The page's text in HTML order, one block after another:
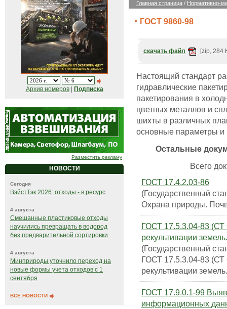
Архив номеров| Подписка
Разместить рекламу
НОВОСТИ
Сегодня
ВэйстТэк 2026: отходы - в ресурс
4 августа
Смешанные пластиковые отходы
научились превращать в водород
без предварительной сортировки
4 августа
Минприроды уточнило переход на
новые формы учета отходов с 1
сентября
ВСЕ НОВОСТИ
Главная страница / Нормативно-
ГОСТ 9860-98
скачать файл [zip, 284
Настоящий стандарт
гидравлические
пакетирования в
цветных металлов и
шихты в различных
основные параметры и
Остальные
Всего
ГОСТ 17.4.2.03-86
(Государственный
Охрана природы.
ГОСТ 17.5.3.04-83
рекультивации земель.
(Государственный
ГОСТ 17.5.3.04-83
рекультивации земель.
ГОСТ 17.9.0.1-99
информационных